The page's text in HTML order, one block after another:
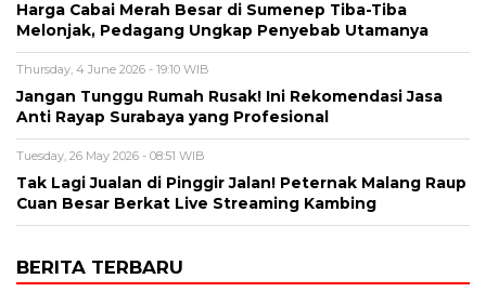
Harga Cabai Merah Besar di Sumenep Tiba-Tiba
Melonjak, Pedagang Ungkap Penyebab Utamanya
Thursday, 4 June 2026 - 19:10 WIB
Jangan Tunggu Rumah Rusak! Ini Rekomendasi Jasa
Anti Rayap Surabaya yang Profesional
Tuesday, 26 May 2026 - 08:51 WIB
Tak Lagi Jualan di Pinggir Jalan! Peternak Malang Raup
Cuan Besar Berkat Live Streaming Kambing
BERITA TERBARU